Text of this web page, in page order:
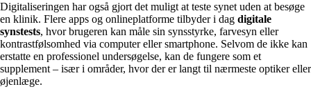
Digitaliseringen har også gjort det muligt at teste synet uden at besøge
en klinik. Flere apps og onlineplatforme tilbyder i dag digitale
synstests, hvor brugeren kan måle sin synsstyrke, farvesyn eller
kontrastfølsomhed via computer eller smartphone. Selvom de ikke kan
erstatte en professionel undersøgelse, kan de fungere som et
supplement – især i områder, hvor der er langt til nærmeste optiker eller
øjenlæge.